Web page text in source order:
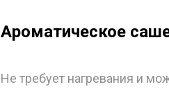
Ароматическое
Не требует нагревания и